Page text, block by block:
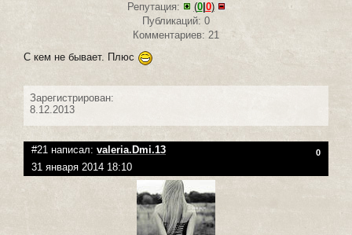
Репутация:
(0| 0)
Публикаций: 0
Комментариев: 21
С кем не бывает. Плюс
Зарегистрирован:
8.12.2013
#21 написал: valeria.Dmi.13 0
31 января 2014 18:10